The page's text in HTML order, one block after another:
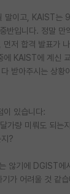
말이고, KAIST는
반입니다. 정말 만
먼저 합격 발표가
에 KAIST에 계신
받아주시는 상황
이 있습니다:
가량 미뤄도 되는
?
않기에 DGIST에
가 어려울 것 같